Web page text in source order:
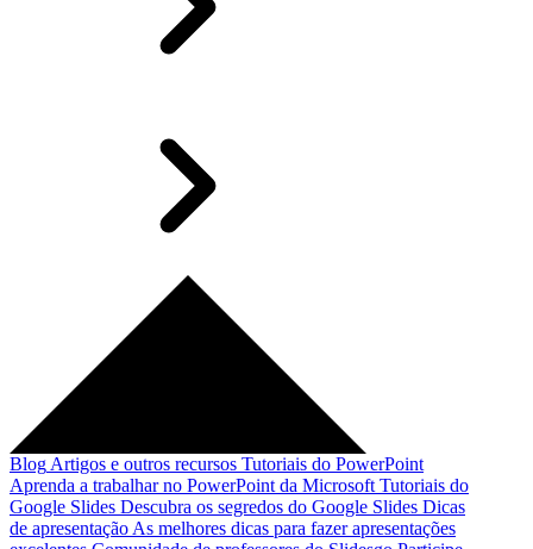
Blog Artigos e outros recursos Tutoriais do PowerPoint
Aprenda a trabalhar no PowerPoint da Microsoft Tutoriais do
Google Slides Descubra os segredos do Google Slides Dicas
de apresentação As melhores dicas para fazer apresentações